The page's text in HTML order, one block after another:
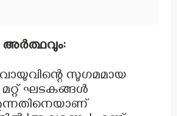
സുഗമമായ
ഘടകങ്ങൾ